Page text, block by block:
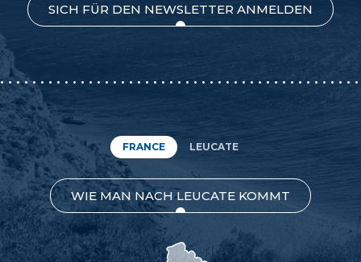
SICH FÜR DEN NEWSLETTER ANMELDEN
FRANCE LEUCATE
WIE MAN NACH LEUCATE KOMMT